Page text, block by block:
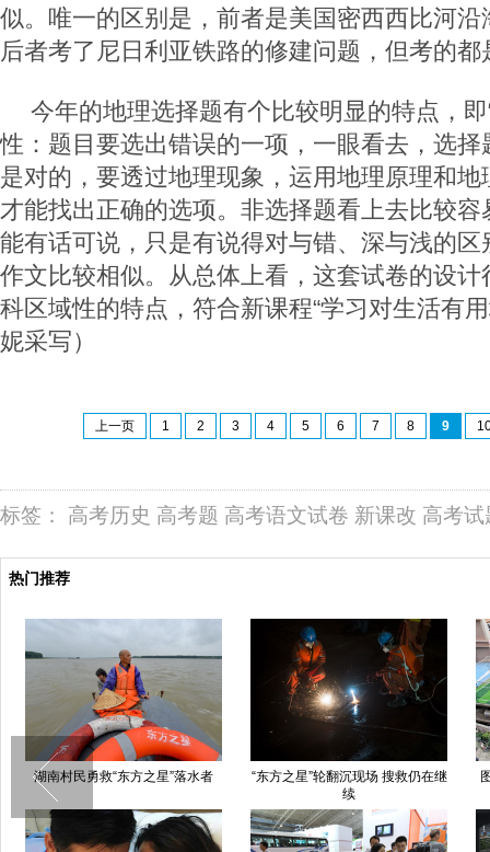
似。唯一的区别是，前者是美国密西西比河
后者考了尼日利亚铁路的修建问题，但考的
今年的地理选择题有个比较明显的特点，即
性：题目要选出错误的一项，一眼看去，选
是对的，要透过地理现象，运用地理原理和
才能找出正确的选项。非选择题看上去比较
能有话可说，只是有说得对与错、深与浅的
作文比较相似。从总体上看，这套试卷的设
科区域性的特点，符合新课程“学习对生活有
妮采写）
上一页 1 2 3 4 5 6 7 8 9
标签： 高考历史 高考题 高考语文试卷 新课改 高考试
热门推荐
湖南村民勇救“东方之星”落水者
“东方之星”轮翻沉现场 搜救仍在继
续